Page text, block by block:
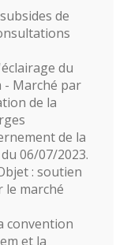
de
du
- Marché par
de la
de la
06/07/2023.
: soutien
le marché
convention
et la